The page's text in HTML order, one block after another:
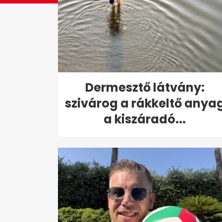
Dermesztő látvány:
szivárog a rákkeltő
a kiszáradó...